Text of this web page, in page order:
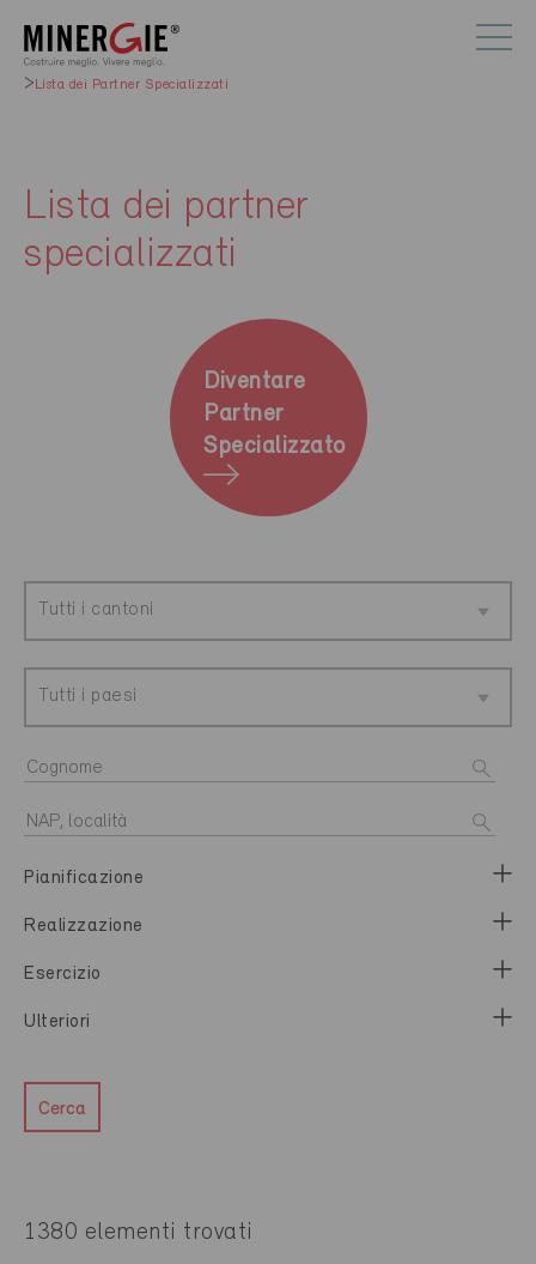
Lista dei Partner Specializzati
Lista dei partner
specializzati
Diventare
Partner
Specializzato
Tutti i cantoni
Tutti i paesi
Pianificazione
Realizzazione
Esercizio
Ulteriori
Cerca
1380 elementi trovati